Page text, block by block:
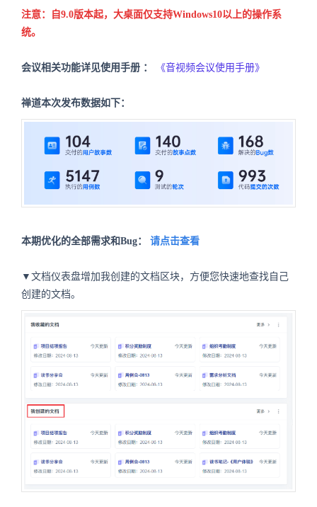
注意：自9.0版本起，大桌面仅支持Windows10以上的操作系
统。
会议相关功能详见使用手册 ： 《音视频会议使用手册》
禅道本次发布数据如下：
本期优化的全部需求和Bug： 请点击查看
▼文档仪表盘增加我创建的文档区块，方便您快速地查找自己
创建的文档。